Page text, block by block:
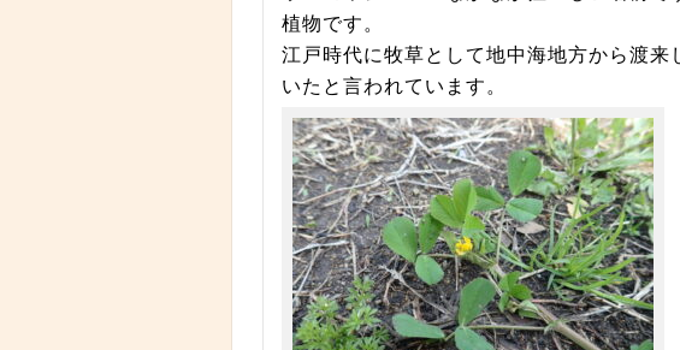
植物です。
江戸時代に牧草として地中海地方から渡
いたと言われています。